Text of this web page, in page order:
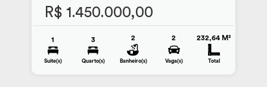
R$ 1.450.000,00
1
Suite(s)
3
Quarto(s)
2
Banheiro(s)
2
Vaga(s)
232,64 M²
Total